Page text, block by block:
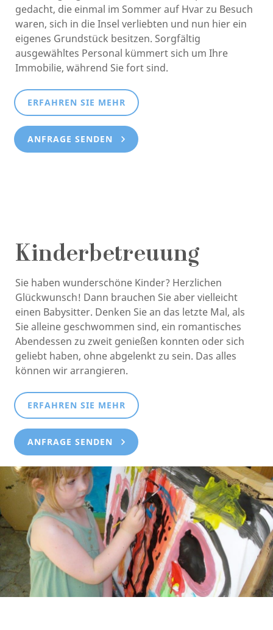
gedacht, die einmal im Sommer auf Hvar zu Besuch
waren, sich in die Insel verliebten und nun hier ein
eigenes Grundstück besitzen. Sorgfältig
ausgewähltes Personal kümmert sich um Ihre
Immobilie, während Sie fort sind.
ERFAHREN SIE MEHR
ANFRAGE SENDEN
Kinderbetreuung
Sie haben wunderschöne Kinder? Herzlichen
Glückwunsch! Dann brauchen Sie aber vielleicht
einen Babysitter. Denken Sie an das letzte Mal, als
Sie alleine geschwommen sind, ein romantisches
Abendessen zu zweit genießen konnten oder sich
geliebt haben, ohne abgelenkt zu sein. Das alles
können wir arrangieren.
ERFAHREN SIE MEHR
ANFRAGE SENDEN